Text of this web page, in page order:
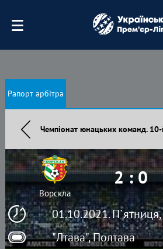
Рапорт арбітра
Чемпіонат юнацьких команд.
01.10.2021.
"Лтава", Полтава
Ворскла
2 : 0